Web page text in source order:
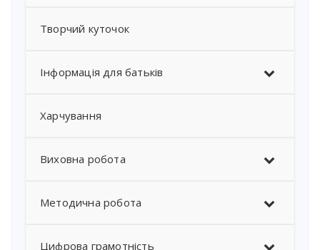
Творчий куточок
Інформація для батьків
Харчування
Виховна робота
Методична робота
Цифрова грамотність